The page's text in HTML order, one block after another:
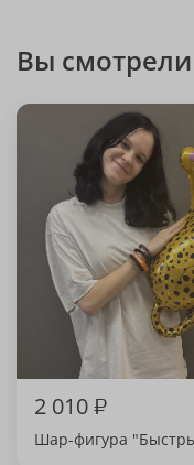
Вы смотрели
2 010₽
Шар-фигура